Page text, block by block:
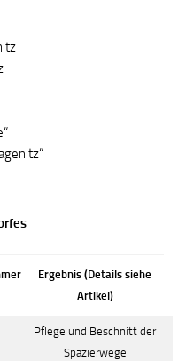
Ergebnis (Details siehe
Artikel)
Pflege und Beschnitt der
Spazierwege